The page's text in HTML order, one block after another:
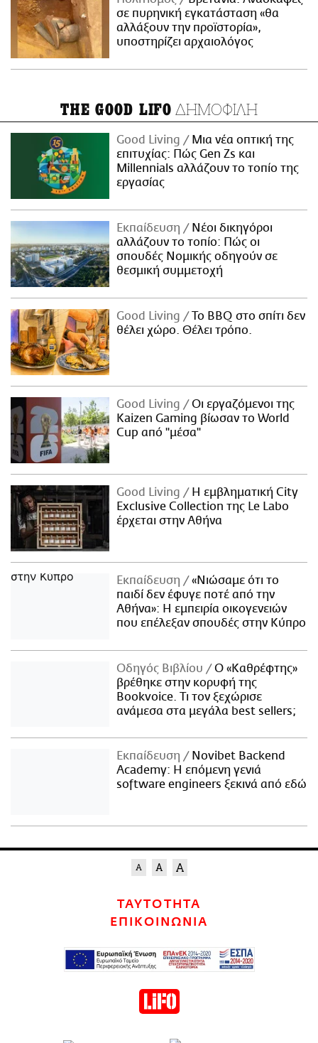
σε πυρηνική εγκατάσταση «θα
αλλάξουν την προϊστορία»,
υποστηρίζει αρχαιολόγος
THE GOOD LIFO ΔΗΜΟΦΙΛΗ
Good Living
Μια νέα οπτική της
επιτυχίας: Πώς Gen Zs και
Millennials αλλάζουν το τοπίο της
εργασίας
Εκπαίδευση
Νέοι δικηγόροι
αλλάζουν το τοπίο: Πώς οι
σπουδές Νομικής οδηγούν σε
θεσμική συμμετοχή
Good Living
Το BBQ στο σπίτι δεν
θέλει χώρο. Θέλει τρόπο.
Good Living
Οι εργαζόμενοι της
Kaizen Gaming βίωσαν το World
Cup από "μέσα"
Good Living
Η εμβληματική City
Exclusive Collection της Le Labo
έρχεται στην Αθήνα
Εκπαίδευση
«Νιώσαμε ότι το
παιδί δεν έφυγε ποτέ από την
Αθήνα»: Η εμπειρία οικογενειών
που επέλεξαν σπουδές στην Κύπρο
Οδηγός Βιβλίου
Ο «Καθρέφτης»
βρέθηκε στην κορυφή της
Bookvoice. Τι τον ξεχώρισε
ανάμεσα στα μεγάλα best sellers;
Εκπαίδευση
Novibet Backend
Academy: Η επόμενη γενιά
software engineers ξεκινά από εδώ
ΤΑΥΤΟΤΗΤΑ
ΕΠΙΚΟΙΝΩΝΙΑ